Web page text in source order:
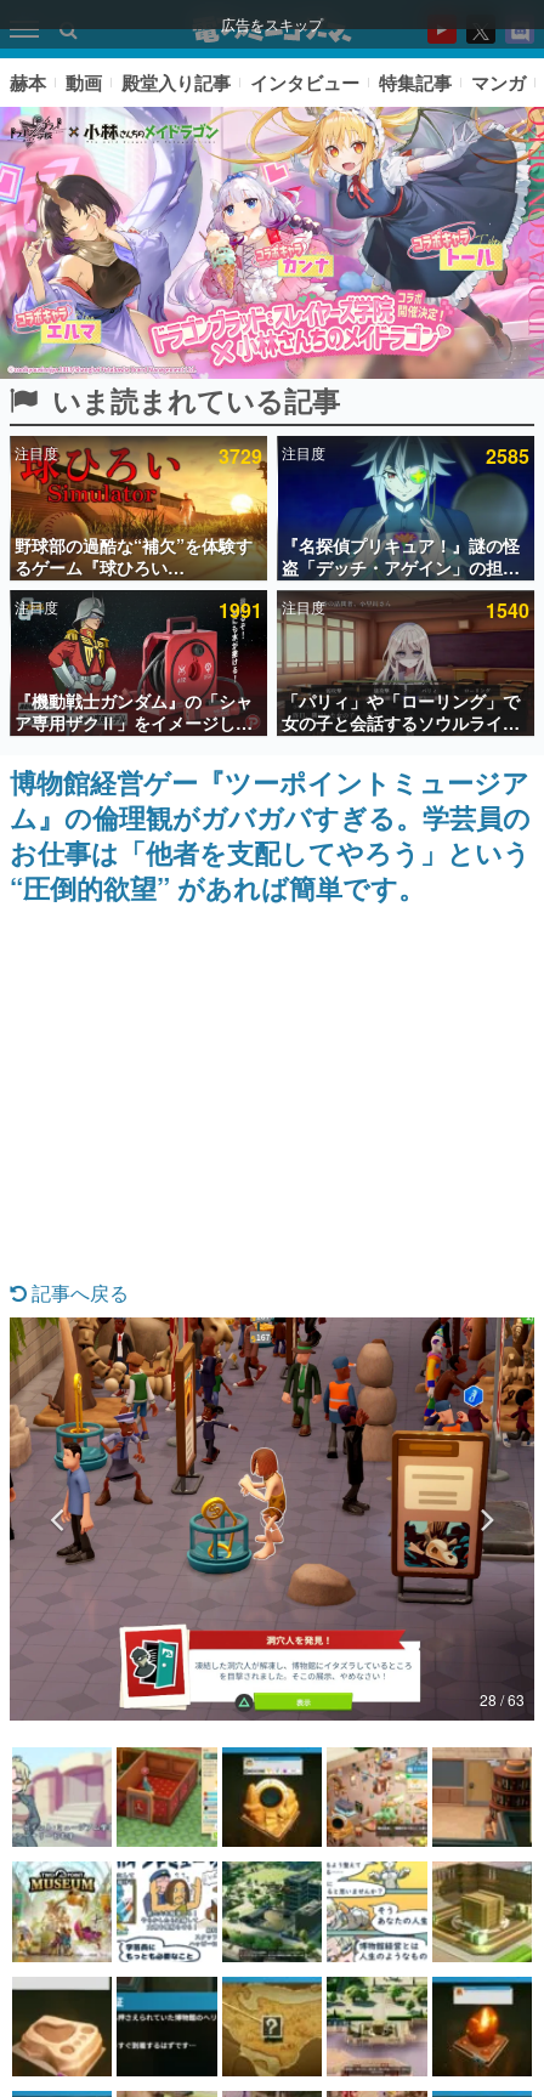
広告をスキップ
ピックアップ
電ファミのいま読まれている記事ランキング
アプリセール情報
インタビュー
連載・特集一覧
殿堂入り記事
SNS拡散数が数千以上！ ページビュー数万以上！ などな
ど。多くの人々に読まれた、電ファミ渾身の“殿堂入り”記
事をまとめました。
ゲームの企画書
名作ゲームクリエイターの方々に製作時のエピソードをお
聞きし、ヒットする企画（ゲーム）とは何か？を探ってい
きます。
赫本
この物語を解いてはいけない。『赫本』は、〈試験問題〉
なんでゲームは面白い？
ゲーム開発者・hamatsu氏がゲームの魅力を画面や操作の
具体的な形から解き明かしていく、硬派で骨太な評論連載
です。
ゲームが変えた日本語
「経験値」「裏技」「ラスボス」… ゲームにまつわる言葉
の起源や用法の変遷を、コンピューター文化史研究家・タ
イニーP氏が徹底調査。
カテゴリ
女性向け
アプリレビュー
その他
電ファミニコゲーマーとは？
運営：株式会社マレ
赫本 動画 殿堂入り記事 インタビュー 特集記事 マンガ
いま読まれている記事
注目度 3729
野球部の過酷な“補欠”を体験す
るゲーム『球ひろい
Simulator』が「1件」のウィッ
シュリストをもとにチェコ語に
対応しSNSで話題に。『キング
ダム・カム』開発元やチェコの
プロ野球選手から称賛の声
注目度 2585
『名探偵プリキュア！』謎の怪
盗「デッチ・アゲイン」の担当
キャストは天﨑滉平さんと判
明。『Re:ゼロから始める異世
界生活』オットー役、『ヒプノ
シスマイク』山田三郎役など
注目度 1991
『機動戦士ガンダム』の「シャ
ア専用ザクⅡ」をイメージした
散水ホースリールが予約開始。
本体にはシャアのパーソナルマ
ークやジオン公国軍のエンブレ
ム、型式番号などを配置
注目度 1540
「パリィ」や「ローリング」で
女の子と会話するソウルライク
恋愛ゲーム『小早川さんはソウ
ルライク』無料公開。返事に失
敗すると「YOU DIED」
博物館経営ゲー『ツーポイントミュージア
ム』の倫理観がガバガバすぎる。学芸員の
お仕事は「他者を支配してやろう」という
“圧倒的欲望” があれば簡単です。
記事へ戻る
28 / 63